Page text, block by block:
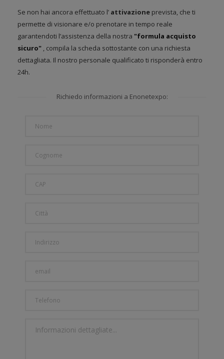
Se non hai ancora effettuato l’ attivazione prevista, che ti
permette di visionare e/o prenotare in tempo reale
garantendoti l’assistenza della nostra "formula acquisto
sicuro" , compila la scheda sottostante con una richiesta
dettagliata. Il nostro personale qualificato ti risponderà entro
24h.
Richiedo informazioni a Enonetexpo: